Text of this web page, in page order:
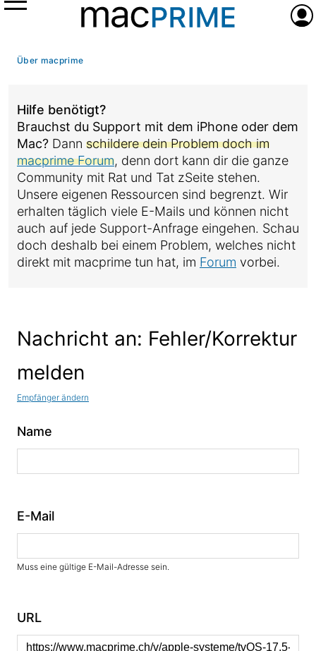
Menü
Über macprime
Hilfe benötigt?
Brauchst du Support mit dem iPhone oder dem
Mac? Dann schildere dein Problem doch im
macprime Forum, denn dort kann dir die ganze
Community mit Rat und Tat zSeite stehen.
Unsere eigenen Ressourcen sind begrenzt. Wir
erhalten täglich viele E-Mails und können nicht
auch auf jede Support-Anfrage eingehen. Schau
doch deshalb bei einem Problem, welches nicht
direkt mit macprime tun hat, im Forum vorbei.
Nachricht an: Fehler/Korrektur
melden
Empfänger ändern
Name
E-Mail
Muss eine gültige E-Mail-Adresse sein.
URL